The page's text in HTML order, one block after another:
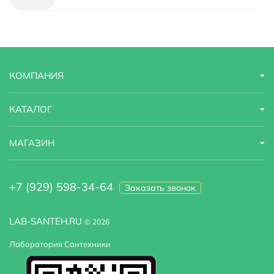
Оснащение
Стандарт подводки
Тип подводки гибкая
Высота излива 25.6
LAB-SANTEH.RU © 2026
Лаборатория Сантехники
КОМПАНИЯ
КАТАЛОГ
МАГАЗИН
+7 (929) 598-34-64 Заказать звонок